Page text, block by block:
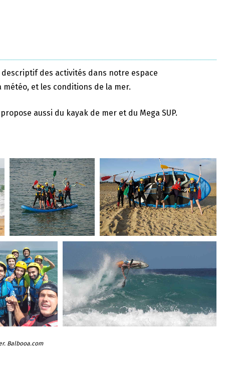
des activités dans notre espace
et les conditions de la mer.
aussi du kayak de mer et du Mega SUP.
Balbooa.com